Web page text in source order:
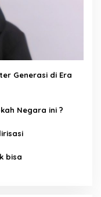
Generasi di Era
Negara ini ?
bisa